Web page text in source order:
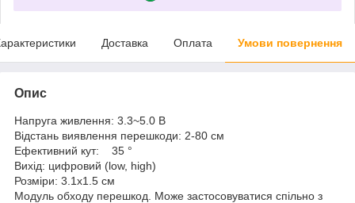
Доставка Оплата Умови повернення
Опис
Напруга живлення: 3.3~5.0 В
Відстань виявлення перешкоди: 2-80 см
Ефективний кут: 35 °
Вихід: цифровий (low, high)
Розміри: 3.1x1.5 см
Модуль обходу перешкод. Може застосовуватися спільно з